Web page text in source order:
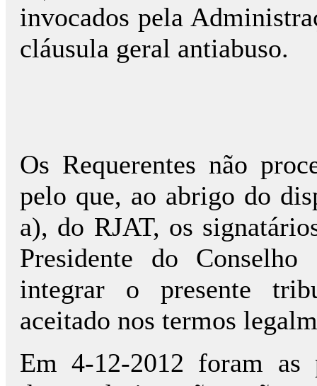
invocados pela
cláusula geral antiabuso.
Os Requerentes não
pelo que, ao abrigo do
a), do RJAT, os
Presidente do
integrar o presente
aceitado nos termos
Em 4-12-2012 foram as